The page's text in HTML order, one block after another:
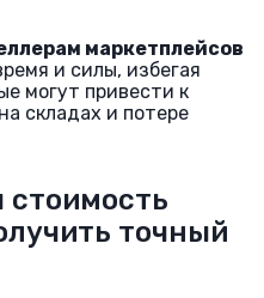
маркетплейсов
и силы, избегая
могут привести к
складах и потере
стоимость
точный